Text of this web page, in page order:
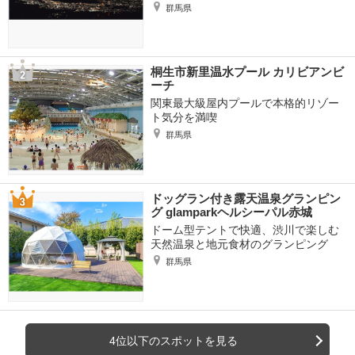
群馬県
桐生市新里温水プール カリビアンビ
ーチ
関東最大級屋内プールで本格的リゾー
ト気分を満喫
群馬県
ドッグラン付き露天温泉グランピン
グ glamparkヘルシーパル赤城
ドーム型テントで快適、渋川で楽しむ
天然温泉と地元食材のグランピング
群馬県
4位以下のスポットを見る